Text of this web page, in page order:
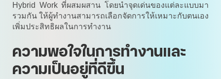
Hybrid Work ที่ผสมผสาน โดยนำจุดเด่นของแต่ละแบบมา
รวมกัน ให้ผู้ทำงานสามารถเลือกจัดการให้เหมาะกับตนเอง
เพิ่มประสิทธิผลในการทำงาน
ความพอใจในการทำงานและ
ความเป็นอยู่ที่ดีขึ้น